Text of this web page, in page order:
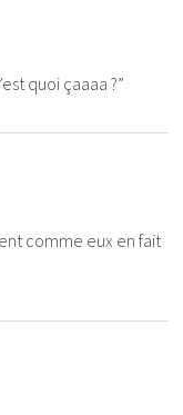
quoi çaaaa ?”
comme eux en fait